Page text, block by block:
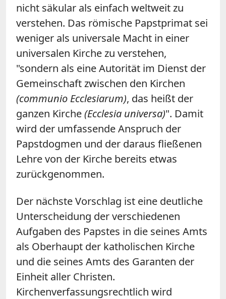
nicht säkular als einfach weltweit zu
verstehen. Das römische Papstprimat sei
weniger als universale Macht in einer
universalen Kirche zu verstehen,
"sondern als eine Autorität im Dienst der
Gemeinschaft zwischen den Kirchen
(communio Ecclesiarum), das heißt der
ganzen Kirche(Ecclesia universa)". Damit
wird der umfassende Anspruch der
Papstdogmen und der daraus fließenen
Lehre von der Kirche bereits etwas
zurückgenommen.
Der nächste Vorschlag ist eine deutliche
Unterscheidung der verschiedenen
Aufgaben des Papstes in die seines Amts
als Oberhaupt der katholischen Kirche
und die seines Amts des Garanten der
Einheit aller Christen.
Kirchenverfassungsrechtlich wird